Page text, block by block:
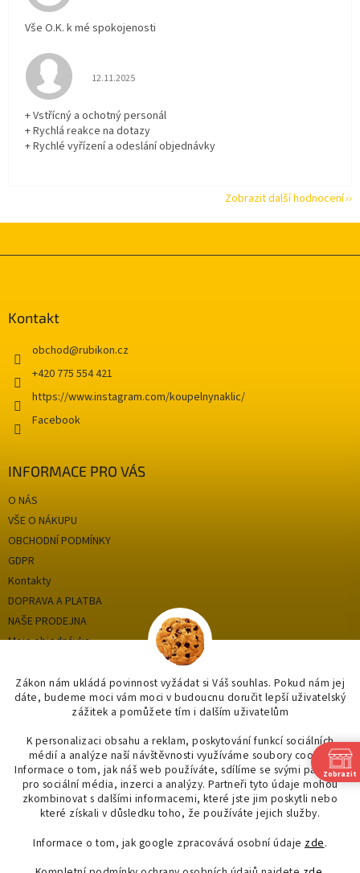
Zákon nám ukládá povinnost vyžádat si Váš souhlas. Pokud nám jej
dáte, budeme moci vám moci v budoucnu doručit lepší uživatelský
zážitek a pomůžete tím i dalším uživatelům
K personalizaci obsahu a reklam, poskytování funkcí sociálních
médií a analýze naší návštěvnosti využíváme soubory cookie.
Informace o tom, jak náš web používáte, sdílíme se svými partnery
pro sociální média, inzerci a analýzy. Partneři tyto údaje mohou
zkombinovat s dalšími informacemi, které jste jim poskytli nebo
které získali v důsledku toho, že používáte jejich služby.
Informace o tom, jak google zpracovává osobní údaje zde.
Vše O.K. k mé spokojenosti
Hodnocení obchodu je 5 z 5 hvězdiček.
12.11.2025
+ Vstřícný a ochotný personál
+ Rychlá reakce na dotazy
+ Rychlé vyřízení a odeslání objednávky
Zobrazit další hodnocení
Kontakt
obchod@rubikon.cz
+420 775 554 421
Facebook
https://www.instagram.com/koupelnynaklic/
INFORMACE PRO VÁS
O NÁS
VŠE O NÁKUPU
OBCHODNÍ PODMÍNKY
GDPR
Kontakty
DOPRAVA A PLATBA
NAŠE PRODEJNA
Moje objednávka
Kategorie
OUTLET až -75%
OBKLADY A DLAŽBY
KOUPELNY
OSVĚTLENÍ
Zobrazit